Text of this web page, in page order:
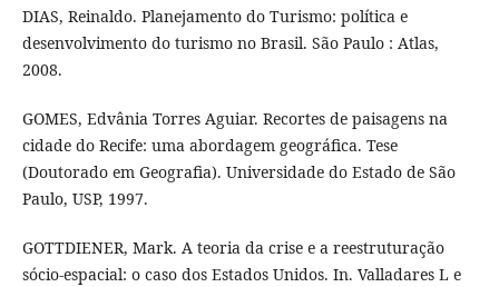
DIAS, Reinaldo. Planejamento do Turismo: política e
desenvolvimento do turismo no Brasil. São Paulo : Atlas,
2008.
GOMES, Edvânia Torres Aguiar. Recortes de paisagens na
cidade do Recife: uma abordagem geográfica. Tese
(Doutorado em Geografia). Universidade do Estado de São
Paulo, USP, 1997.
GOTTDIENER, Mark. A teoria da crise e a reestruturação
sócio-espacial: o caso dos Estados Unidos. In. Valladares L e